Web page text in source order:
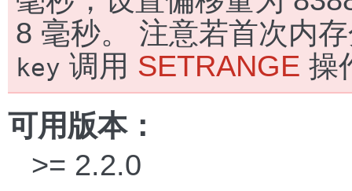
8 毫秒。 注意若首次内
key 调用 SETRANGE 操
可用版本：
>= 2.2.0